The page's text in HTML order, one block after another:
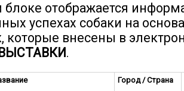
отображается
успехах собаки на
которые внесены в
.
Город / Страна